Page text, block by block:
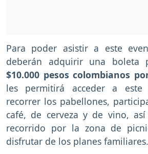
Para poder asistir a este
deberán adquirir una
$10.000 pesos colombianos
les permitirá acceder a
recorrer los pabellones,
café, de cerveza y de vino,
recorrido por la zona de
disfrutar de los planes familiares.